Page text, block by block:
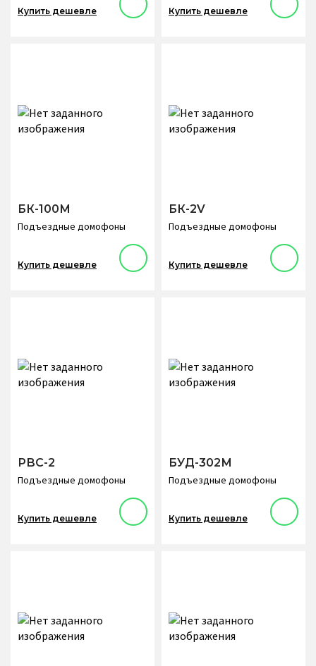
Купить дешевле Купить дешевле
БК-100М
Подъездные домофоны
Купить дешевле
БК-2V
Подъездные домофоны
Купить дешевле
РВС-2
Подъездные домофоны
Купить дешевле
БУД-302М
Подъездные домофоны
Купить дешевле